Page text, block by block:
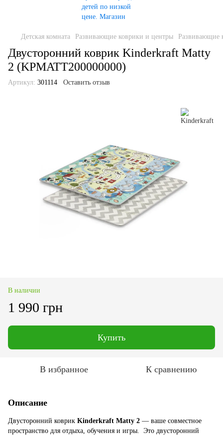
Детская комната Развивающие коврики и центры Развивающие
Двусторонний коврик Kinderkraft Matty
2 (KPMATT200000000)
Артикул: 301114 Оставить отзыв
В наличии
1 990 грн
Купить
В избранное К сравнению
Описание
Двусторонний коврик Kinderkraft Matty 2 — ваше совместное
пространство для отдыха, обучения и игры. Это двусторонний